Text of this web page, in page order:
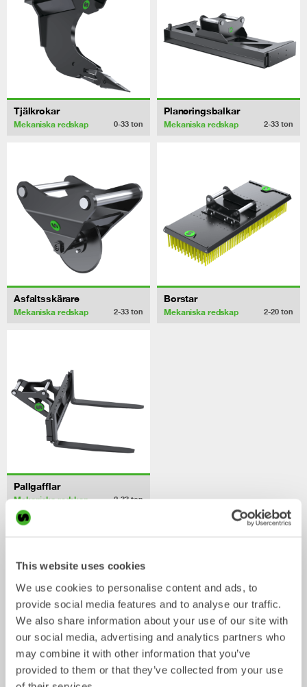
This website uses cookies
We use cookies to personalise content and ads, to
provide social media features and to analyse our traffic.
We also share information about your use of our site with
our social media, advertising and analytics partners who
may combine it with other information that you’ve
provided to them or that they’ve collected from your use
Tjälkrokar
Mekaniska redskap 0-33 ton
Planeringsbalkar
Mekaniska redskap 2-33 ton
Asfaltsskärare
Mekaniska redskap 2-33 ton
Borstar
Mekaniska redskap 2-20 ton
Pallgafflar
Mekaniska redskap 2-33ton